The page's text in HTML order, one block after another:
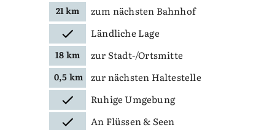
21 km zum nächsten Bahnhof
Ländliche Lage
18 km zur Stadt-/Ortsmitte
0,5 km zur nächsten Haltestelle
Ruhige Umgebung
An Flüssen & Seen